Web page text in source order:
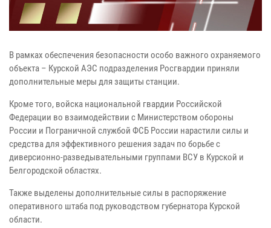
В рамках обеспечения безопасности особо важного охраняемого
объекта – Курской АЭС подразделения Росгвардии приняли
дополнительные меры для защиты станции.
Кроме того, войска национальной гвардии Российской
Федерации во взаимодействии с Министерством обороны
России и Пограничной службой ФСБ России нарастили силы и
средства для эффективного решения задач по борьбе с
диверсионно-разведывательными группами ВСУ в Курской и
Белгородской областях.
Также выделены дополнительные силы в распоряжение
оперативного штаба под руководством губернатора Курской
области.